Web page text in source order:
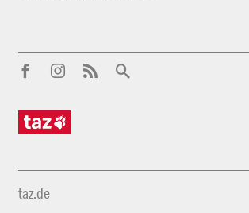
taz.de